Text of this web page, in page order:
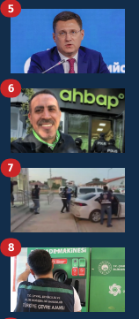
5
6
7
8